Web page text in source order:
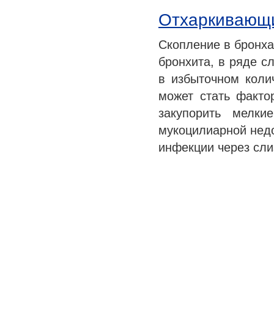
Скопление в
бронхита, в ряде
в избыточном
может стать
закупорить
мукоцилиарной
инфекции через